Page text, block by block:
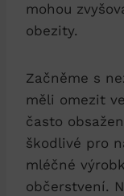
mohou
obezity.
Začněme s
měli omezit
často
škodlivé pro
mléčné
občerstvení.